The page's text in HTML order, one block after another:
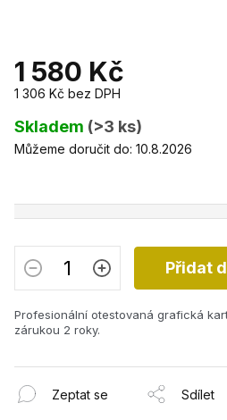
1 580 Kč
1 306 Kč bez DPH
Měrná
cena:
Skladem (>3 ks)
Můžeme doručit do: 10.8.2026
Přidat
Profesionální otestovaná grafická
zárukou 2 roky.
Zeptat se Sdílet